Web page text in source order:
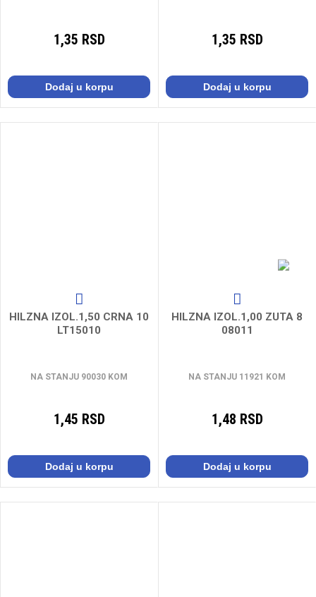
1,35 RSD
Dodaj u korpu
1,35 RSD
Dodaj u korpu
HILZNA IZOL.1,50 CRNA 10
LT15010
NA STANJU 90030 KOM
1,45 RSD
Dodaj u korpu
HILZNA IZOL.1,00 ZUTA 8
08011
NA STANJU 11921 KOM
1,48 RSD
Dodaj u korpu